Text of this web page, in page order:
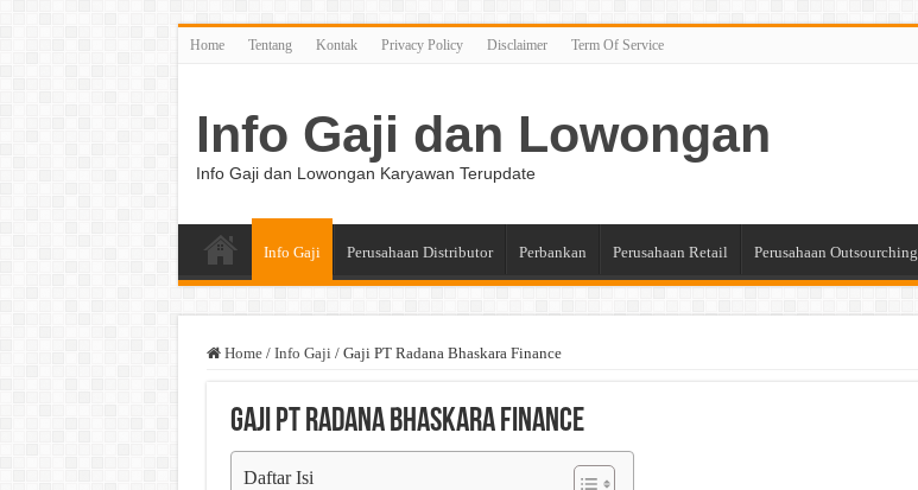
Home Tentang Kontak Privacy Policy Disclaimer Term Of Service
Info Gaji dan Lowongan
Info Gaji dan Lowongan Karyawan Terupdate
Info Gaji Perusahaan Distributor Perbankan Perusahaan Retail Perusahaan Outsourching
Home / Info Gaji / Gaji PT Radana Bhaskara Finance
Gaji PT Radana Bhaskara Finance
Daftar Isi